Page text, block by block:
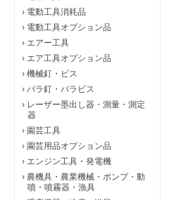
› 電動工具消耗品
› 電動工具オプション品
› エアー工具
› エア工具オプション品
› 機械釘・ビス
› バラ釘・バラビス
› レーザー墨出し器・測量・測定
器
› 園芸工具
› 園芸用品オプション品
› エンジン工具・発電機
› 農機具・農業機械・ポンプ・動
噴・噴霧器・漁具